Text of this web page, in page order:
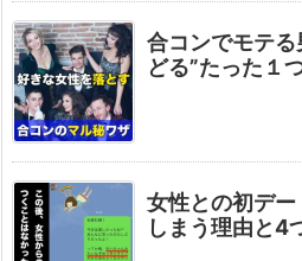
合コンでモテ
どる”たった１
女性との初デ
しまう理由と4